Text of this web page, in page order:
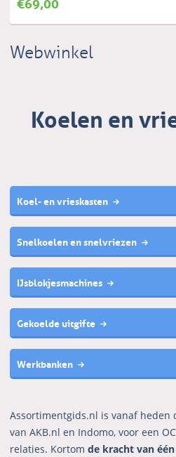
Webwinkel
Koelen en
Koel- en vrieskasten
Snelkoelen en snelvriezen
IJsblokjesmachines
Gekoelde uitgifte
Werkbanken
Assortimentgids.nl is vanaf heden
van AKB.nl en Indomo, voor een
relaties. Kortomde kracht van